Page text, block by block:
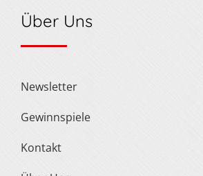
Über Uns
Newsletter
Gewinnspiele
Kontakt